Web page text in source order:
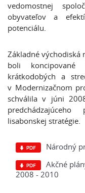
vedomostnej
obyvateľov a
potenciálu.
Základné
boli koncipované
krátkodobých a
v Modernizačnom
schválila v júni
lisabonskej stratégie.
Národný
Akčné
2008 - 2010